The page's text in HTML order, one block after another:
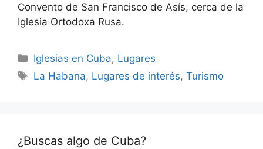
Convento de San Francisco de Asís, cerca de la
Iglesia Ortodoxa Rusa.
Categories
Iglesias en Cuba, Lugares
Tags
La Habana, Lugares de interés,Turismo
¿Buscas algo de Cuba?